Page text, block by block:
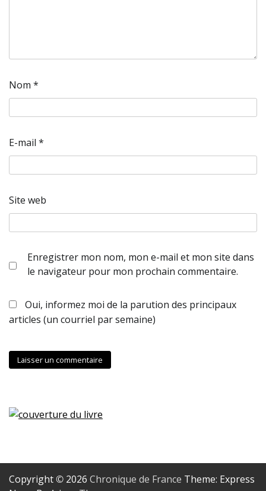
Nom *
E-mail *
Site web
Enregistrer mon nom, mon e-mail et mon site dans
le navigateur pour mon prochain commentaire.
Oui, informez moi de la parution des principaux
articles (un courriel par semaine)
Copyright © 2026 Chronique de France Theme: Express